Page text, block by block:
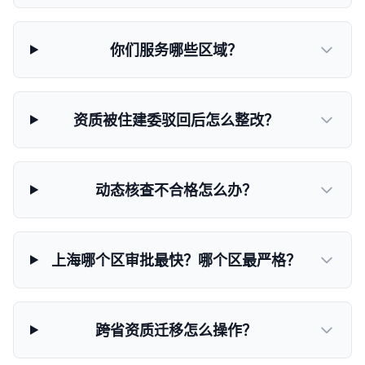
你们服务哪些区域？
资质被住建委驳回后怎么整改？
动态核查不合格怎么办？
上海哪个区审批最快？哪个区最严格？
跨省资质迁移怎么操作？